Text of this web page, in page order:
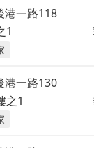
港一路118
1
港一路130
之1